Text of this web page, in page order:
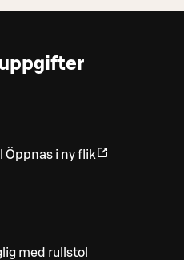
Öppnas i ny flik
med rullstol